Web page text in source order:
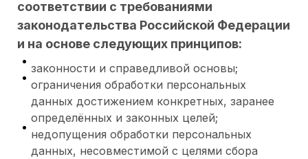
соответствии с требованиями
законодательства Российской Федерации
и на основе следующих принципов:
законности и справедливой основы;
ограничения обработки персональных
данных достижением конкретных, заранее
определённых и законных целей;
недопущения обработки персональных
данных, несовместимой с целями сбора